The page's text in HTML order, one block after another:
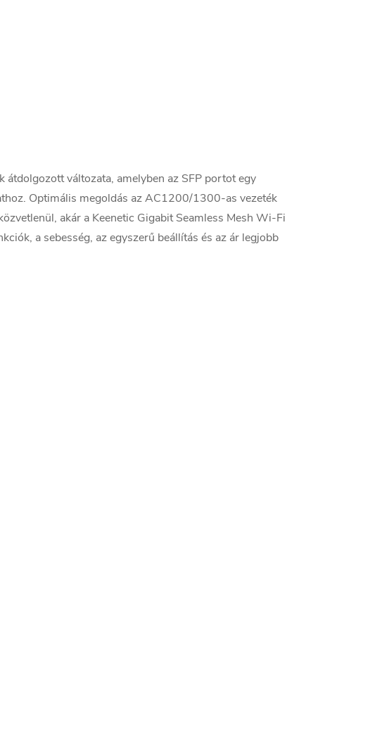
változata, amelyben az SFP portot egy
Optimális megoldás az AC1200/1300-as vezeték
akár a Keenetic Gigabit Seamless Mesh Wi-Fi
a sebesség, az egyszerű beállítás és az ár legjobb